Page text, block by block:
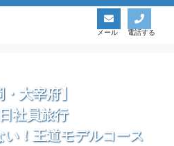
メール 電話する
講でお願いします！楽しみ放題の福岡と「令
・大宰府】
社員旅行
い！王道モデルコース